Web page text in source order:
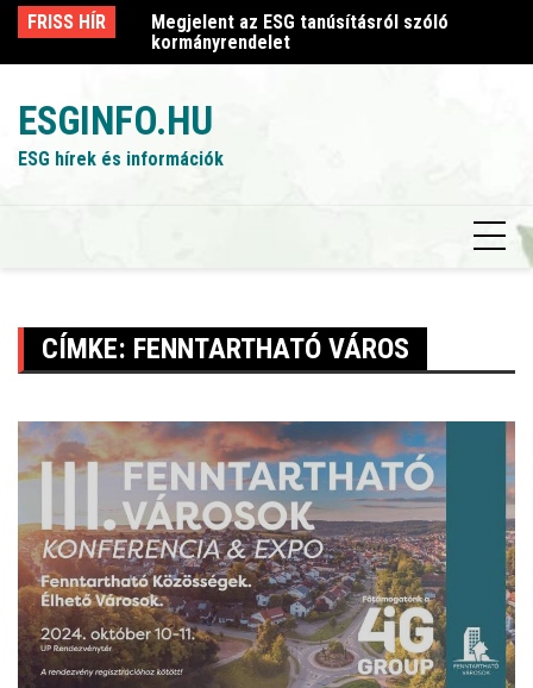
Skip
content
FRISS HÍR
szóló
Megjelent az ESG tanúsításról szóló
kormányrendelet
ESGINFO.HU
ESG hírek és információk
CÍMKE: FENNTARTHATÓ VÁROS